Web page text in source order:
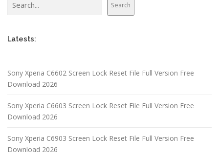
Search
Latests:
Sony Xperia C6602 Screen Lock Reset File Full Version Free
Download 2026
Sony Xperia C6603 Screen Lock Reset File Full Version Free
Download 2026
Sony Xperia C6903 Screen Lock Reset File Full Version Free
Download 2026